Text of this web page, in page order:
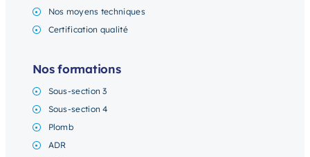
Nos moyens techniques
Certification qualité
Nos formations
Sous-section 3
Sous-section 4
Plomb
ADR